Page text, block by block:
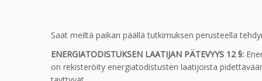
Saat meiltä paikan päällä tutkimuksen perusteella
ENERGIATODISTUKSEN LAATIJAN PÄTEVYYS 12 §:
on rekisteröity energiatodistusten laatijoista